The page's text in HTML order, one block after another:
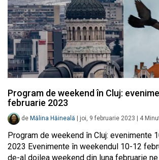
Program de weekend în Cluj:
februarie 2023
de Mălina Hăineală joi, 9 februarie 2023 4
Program de weekend în Cluj: evenimente
2023 Evenimente în weekendul 10-12
de-al doilea weekend din luna februarie